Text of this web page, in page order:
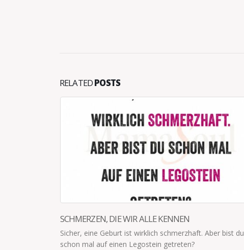
RELATEDPOSTS
SCHMERZEN, DIE WIR ALLE KENNEN
Sicher, eine Geburt ist wirklich schmerzhaft. Aber bist du
schon mal auf einen Legostein getreten?